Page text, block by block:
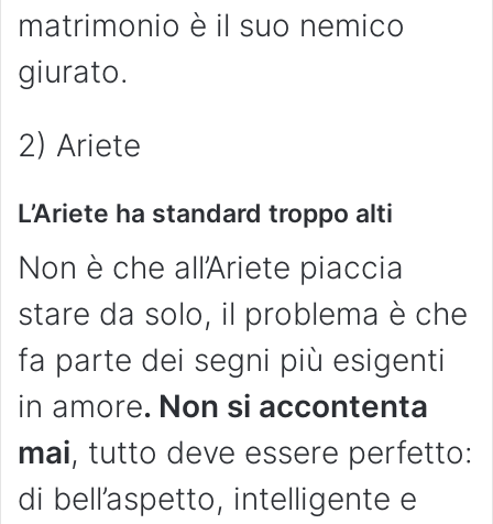
matrimonio è il suo nemico
giurato.
2) Ariete
L’Ariete ha standard troppo alti
Non è che all’Ariete piaccia
stare da solo, il problema è che
fa parte dei segni più esigenti
in amore. Non si accontenta
mai, tutto deve essere perfetto:
di bell’aspetto, intelligente e